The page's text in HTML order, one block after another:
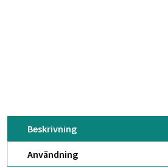
Beskrivning
Användning